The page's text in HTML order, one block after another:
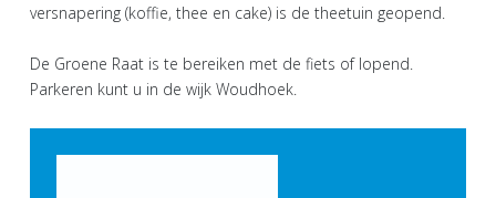
versnapering (koffie, thee en cake) is de theetuin geopend.
De Groene Raat is te bereiken met de fiets of lopend.
Parkeren kunt u in de wijk Woudhoek.